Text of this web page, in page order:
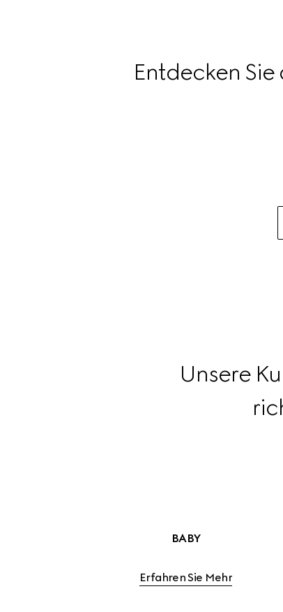
Entdecken
Unsere
BABY
Erfahren Sie Mehr